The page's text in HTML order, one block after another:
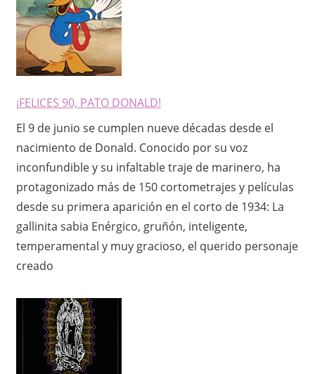
¡FELICES 90, PATO DONALD!
El 9 de junio se cumplen nueve décadas desde el
nacimiento de Donald. Conocido por su voz
inconfundible y su infaltable traje de marinero, ha
protagonizado más de 150 cortometrajes y películas
desde su primera aparición en el corto de 1934: La
gallinita sabia Enérgico, gruñón, inteligente,
temperamental y muy gracioso, el querido personaje
creado